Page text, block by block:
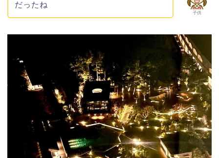
子供
だったね